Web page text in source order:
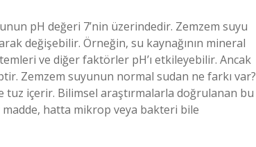
pH değeri 7’nin üzerindedir. Zemzem suyu
değişebilir. Örneğin, su kaynağının mineral
ve diğer faktörler pH’ı etkileyebilir. Ancak
Zemzem suyunun normal sudan ne farkı var?
tuz içerir. Bilimsel araştırmalarla doğrulanan bu
hatta mikrop veya bakteri bile